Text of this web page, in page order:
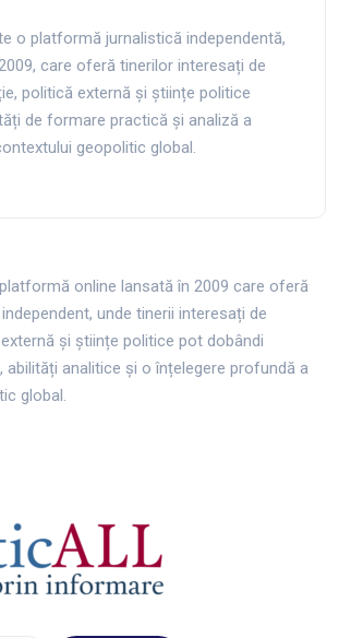
o platformă jurnalistică independentă,
care oferă tinerilor interesați de
politică externă și științe politice
de formare practică și analiză a
geopolitic global.
online lansată în 2009 care oferă
unde tinerii interesați de
și științe politice pot dobândi
abilități analitice și o înțelegere profundă a
global.